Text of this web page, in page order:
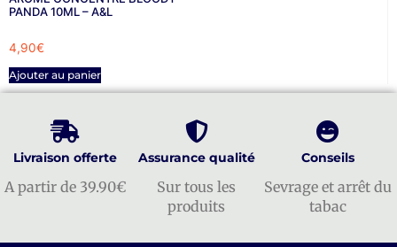
PANDA 10ML – A&L
4,90€
Ajouter au panier
Livraison offerte
A partir de 39.90€
Assurance qualité
Sur tous les
produits
Conseils
Sevrage et arrêt du
tabac